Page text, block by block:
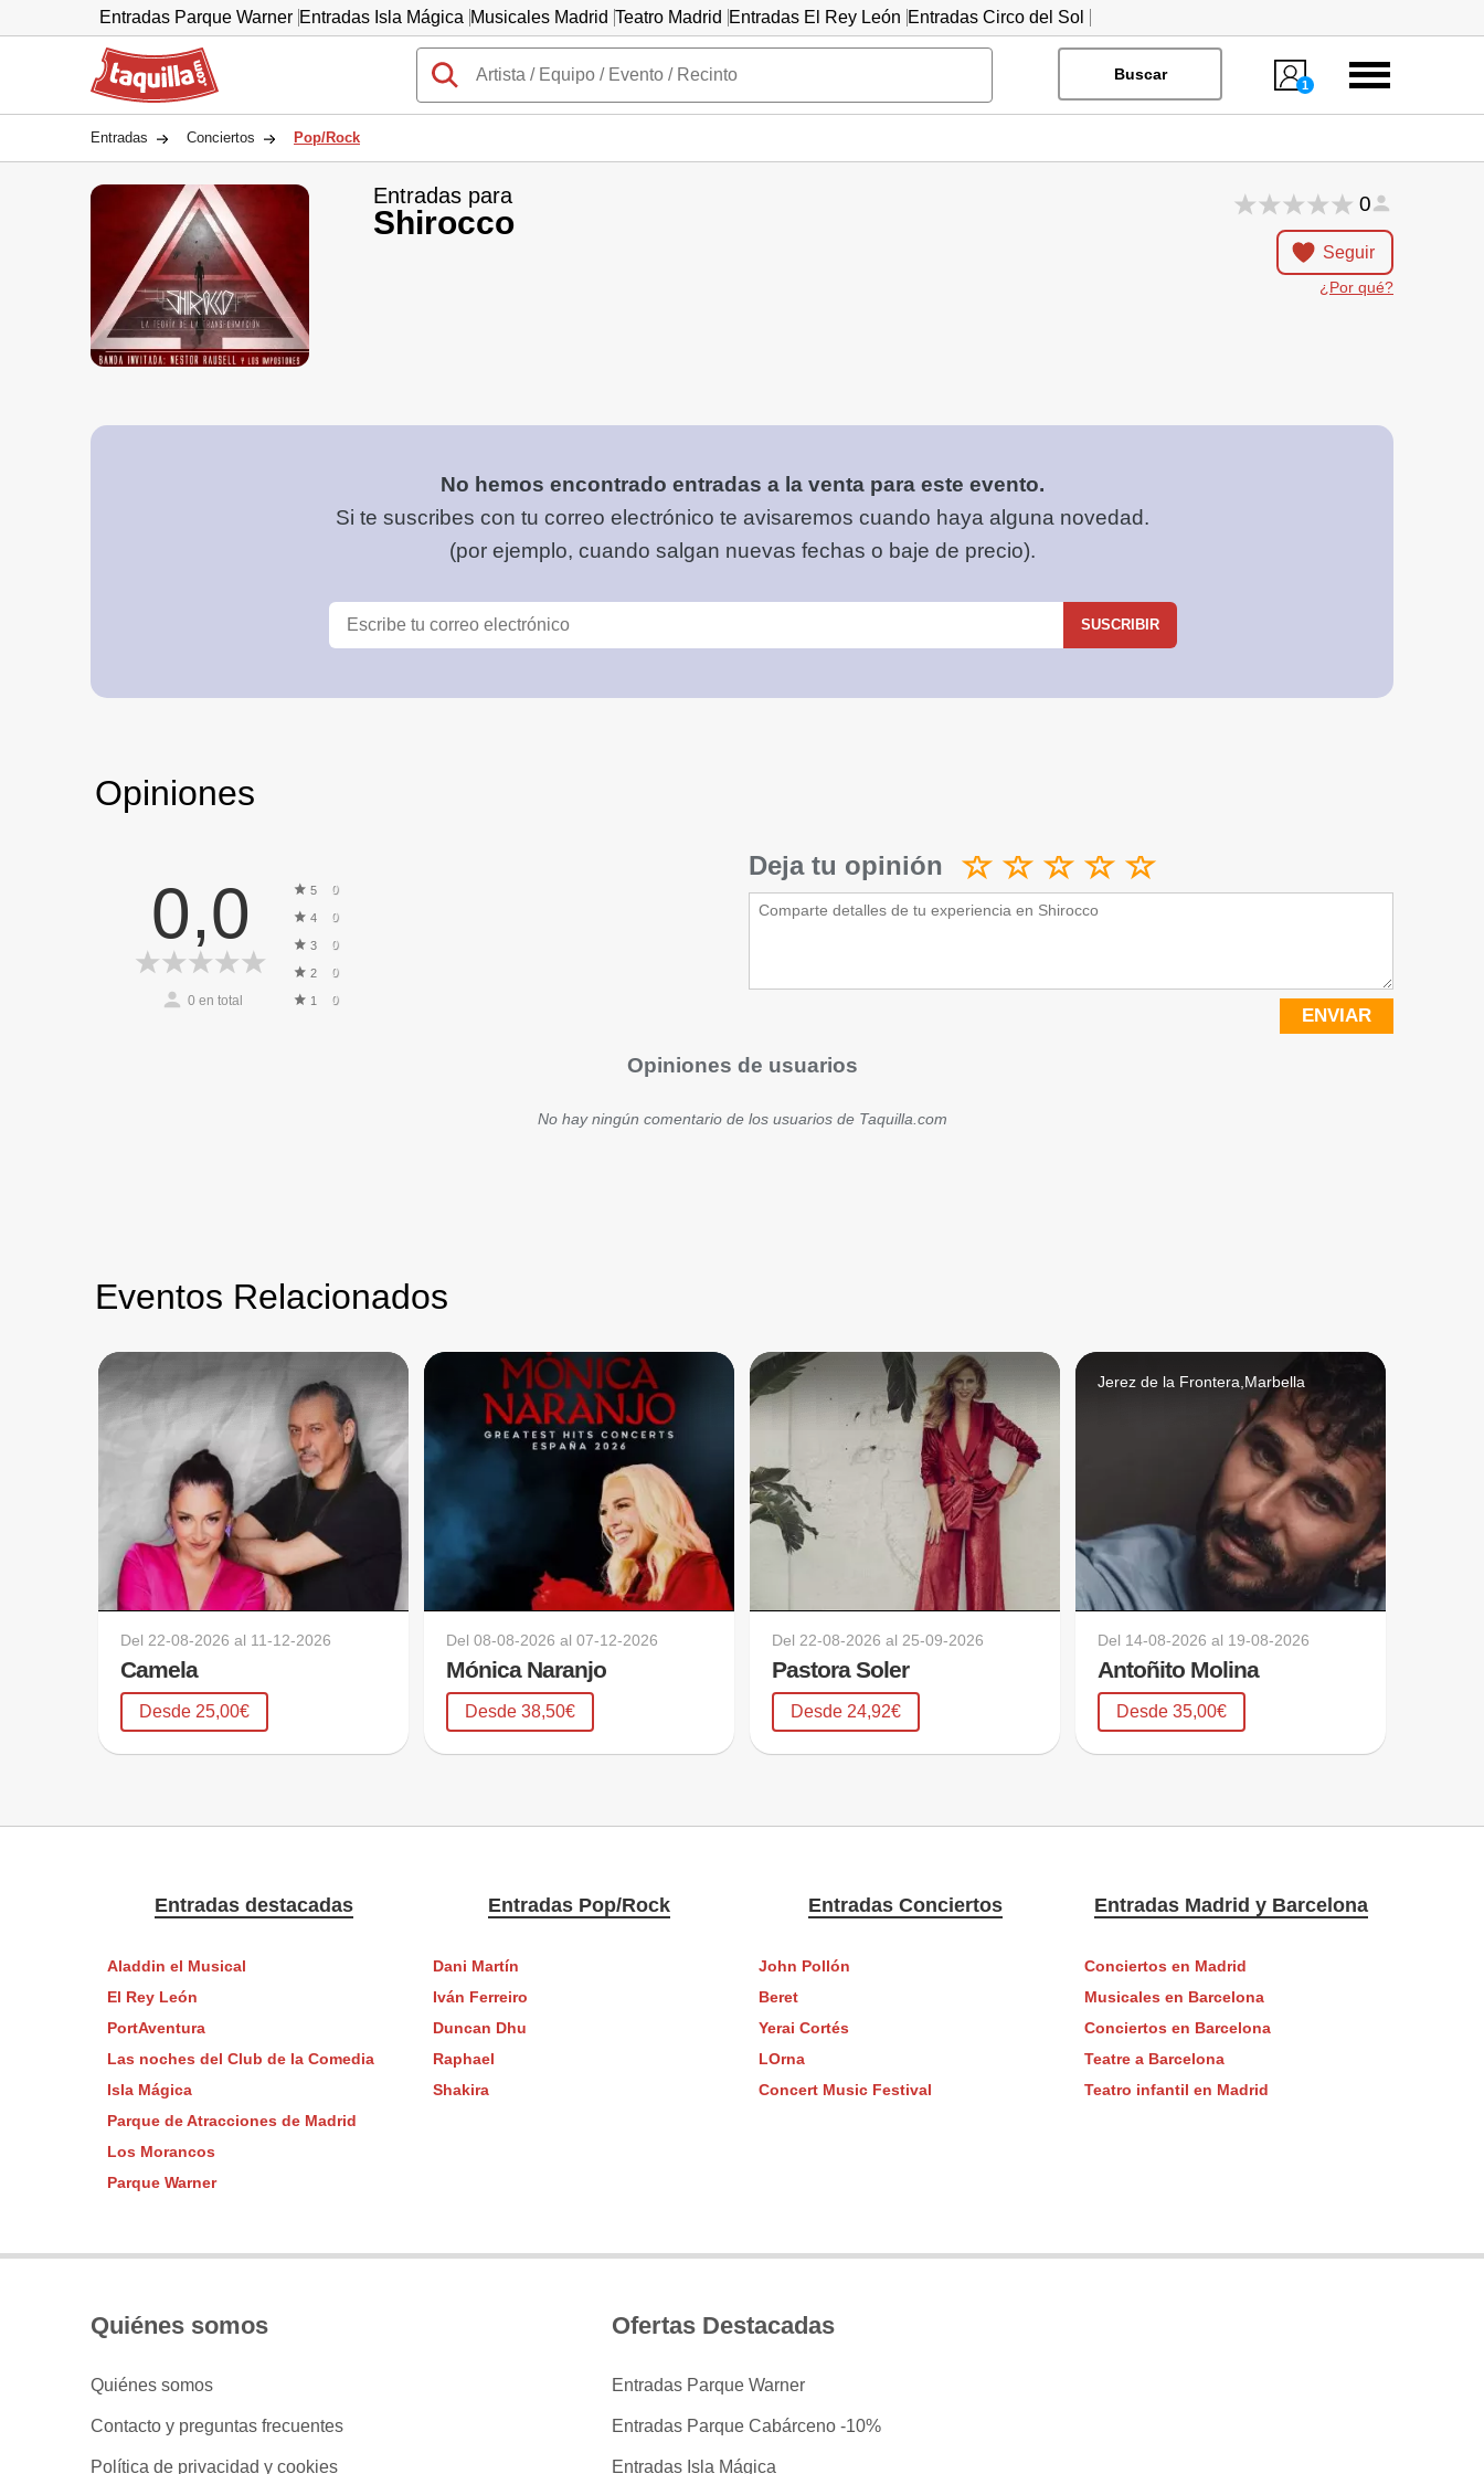
Entradas Parque Warner Entradas Isla Mágica Musicales Madrid Teatro Madrid Entradas El Rey León Entradas Circo del Sol
Taquilla.com
Buscar
1
Menú
Entradas Conciertos Pop/Rock
Entradas para
Shirocco
0
Seguir
¿Por qué?
No hemos encontrado entradas a la venta para este evento.
Si te suscribes con tu correo electrónico te avisaremos cuando haya alguna novedad.
(por ejemplo, cuando salgan nuevas fechas o baje de precio).
SUSCRIBIR
Opiniones
0,0
0 en total
5 0
4 0
3 0
2 0
1 0
Deja tu opinión
ENVIAR
Opiniones de usuarios
No hay ningún comentario de los usuarios de Taquilla.com
Eventos Relacionados
Del22-08-2026 al 11-12-2026
Camela
Desde 25,00€
Del08-08-2026 al07-12-2026
Mónica Naranjo
Desde 38,50€
Del22-08-2026 al25-09-2026
Pastora Soler
Desde 24,92€
Jerez de la Frontera,Marbella
Del 14-08-2026 al 19-08-2026
Antoñito Molina
Desde 35,00€
Entradas destacadas
Aladdin el Musical
El Rey León
PortAventura
Las noches del Club de la Comedia
Isla Mágica
Parque de Atracciones de Madrid
Los Morancos
Parque Warner
Entradas Pop/Rock
Dani Martín
Iván Ferreiro
Duncan Dhu
Raphael
Shakira
Entradas Conciertos
John Pollón
Beret
Yerai Cortés
LOrna
Concert Music Festival
Entradas Madrid y Barcelona
Conciertos en Madrid
Musicales en Barcelona
Conciertos en Barcelona
Teatre a Barcelona
Teatro infantil en Madrid
Quiénes somos
Quiénes somos
Contacto y preguntas frecuentes
Política de privacidad y cookies
Ofertas Destacadas
Entradas Parque Warner
Entradas Parque Cabárceno -10%
Entradas Isla Mágica